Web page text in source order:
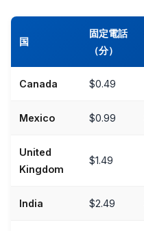
国
固定電話
（分）
Canada $0.49
Mexico $0.99
United
Kingdom
$1.49
India $2.49